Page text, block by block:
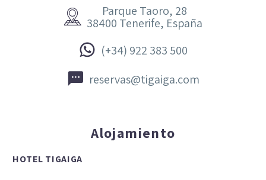


Parque Taoro, 28
38400 Tenerife, España

 (+34) 922 383 500

 reservas@tigaiga.com
Alojamiento
HOTEL TIGAIGA